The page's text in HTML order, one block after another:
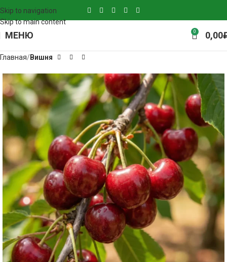
Skip to navigation
Skip to main content
МЕНЮ 0 0,00
Главная Вишня